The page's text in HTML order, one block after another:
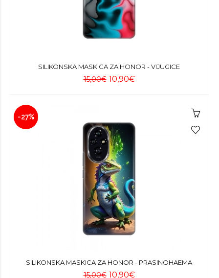
SILIKONSKA MASKICA ZA HONOR - VIJUGICE
15,00€ 10,90€
-27%
SILIKONSKA MASKICA ZA HONOR - PRASINOHAEMA
15,00€ 10,90€